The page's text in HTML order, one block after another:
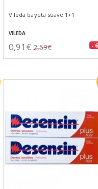
Vileda bayeta suave 1+1
VILEDA
0,91€ 2,59€ -